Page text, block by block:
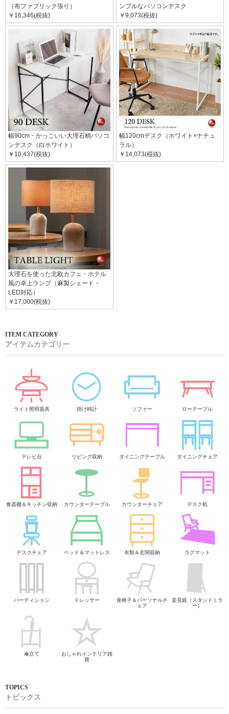
（布ファブリック張り）
￥16,346(税抜)
ンプルなパソコンデスク
￥9,073(税抜)
幅90cm・かっこいい大理石柄パソコ
ンデスク（白ホワイト）
￥10,437(税抜)
幅120cmデスク（ホワイト×ナチュ
ラル）
￥14,073(税抜)
大理石を使った北欧カフェ・ホテル
風の卓上ランプ（麻製シェード・
LED対応）
￥17,000(税抜)
アイテムカテゴリー
ライト照明器具 掛け時計 ソファー ローテーブル
テレビ台 リビング収納 ダイニングテーブル ダイニングチェア
食器棚＆キッチン収納 カウンターテーブル カウンターチェア デスク机
デスクチェア ベッド＆マットレス 衣類＆玄関収納 ラグマット
パーティション ドレッサー
座椅子＆パーソナルチ
ェア
姿見鏡（スタンドミラ
ー）
傘立て
おしゃれインテリア雑
貨
トピックス